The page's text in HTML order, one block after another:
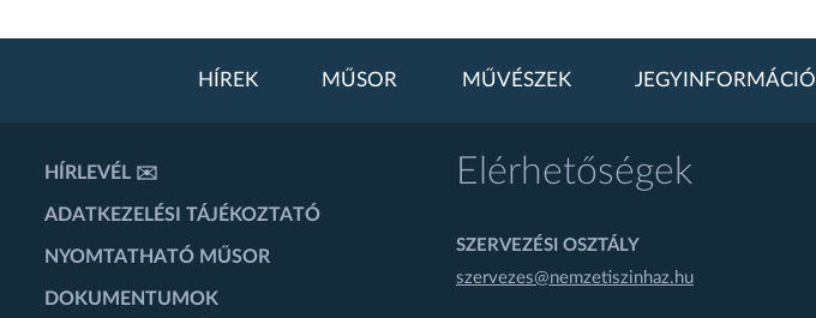
HÍREK MŰSOR MŰVÉSZEK JEGYINFORMÁCIÓ
HÍRLEVÉL ✉️
ADATKEZELÉSI TÁJÉKOZTATÓ
NYOMTATHATÓ MŰSOR
DOKUMENTUMOK
Elérhetőségek
SZERVEZÉSI OSZTÁLY
szervezes@nemzetiszinhaz.hu